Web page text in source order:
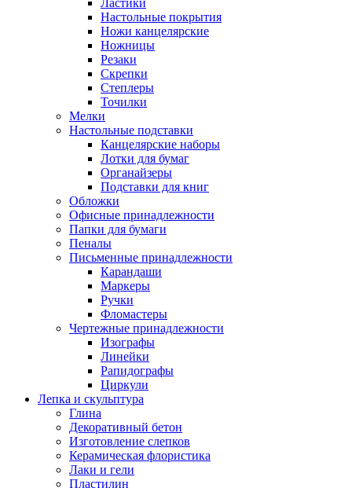
Ластики
Настольные покрытия
Ножи канцелярские
Ножницы
Резаки
Скрепки
Степлеры
Точилки
Мелки
Настольные подставки
Канцелярские наборы
Лотки для бумаг
Органайзеры
Подставки для книг
Обложки
Офисные принадлежности
Папки для бумаги
Пеналы
Письменные принадлежности
Карандаши
Маркеры
Ручки
Фломастеры
Чертежные принадлежности
Изографы
Линейки
Рапидографы
Циркули
Лепка и скульптура
Глина
Декоративный бетон
Изготовление слепков
Керамическая флористика
Лаки и гели
Пластилин